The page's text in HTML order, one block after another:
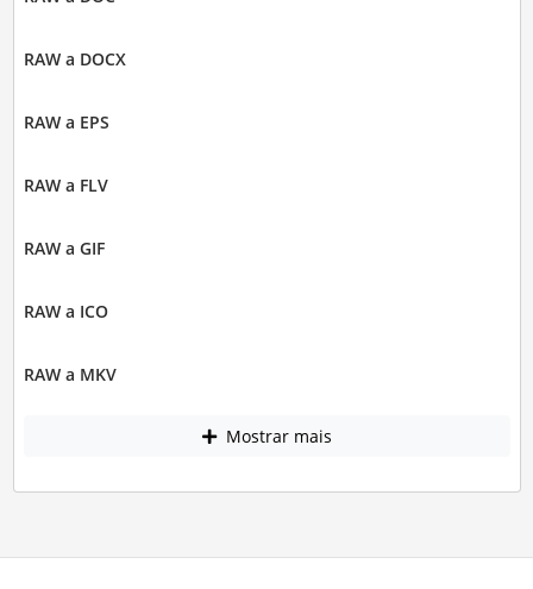
RAW a DOCX
RAW a EPS
RAW a FLV
RAW a GIF
RAW a ICO
RAW a MKV
Mostrar mais